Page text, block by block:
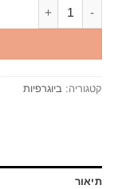
קטגוריה: ביוגרפיות
תיאור